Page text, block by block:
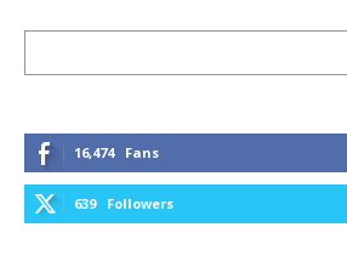
16,474 Fans
639 Followers